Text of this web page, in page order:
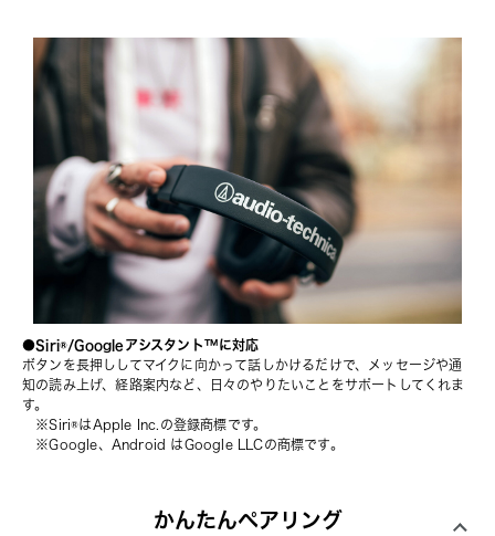
●Siri®/Googleアシスタント™️に対応
ボタンを長押ししてマイクに向かって話しかけるだけで、メッセージや通
知の読み上げ、経路案内など、日々のやりたいことをサポートしてくれま
す。
※Siri®はApple Inc.の登録商標です。
※Google、Android はGoogle LLCの商標です。
かんたんペアリング